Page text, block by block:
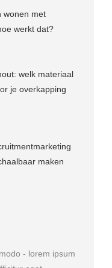
wonen met
werkt dat?
welk materiaal
je overkapping
maken
- lorem ipsum